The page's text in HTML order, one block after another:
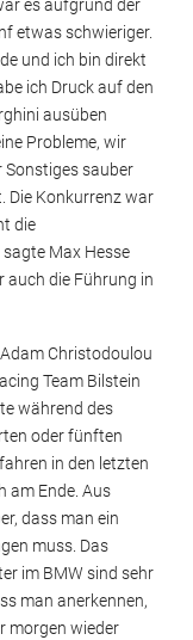
es aufgrund der
etwas schwieriger.
und ich bin direkt
ich Druck auf den
ausüben
Probleme, wir
Sonstiges sauber
Die Konkurrenz war
die
Max Hesse
auch die Führung in
Christodoulou
Team Bilstein
während des
oder fünften
in den letzten
am Ende. Aus
dass man ein
muss. Das
im BMW sind sehr
man anerkennen,
morgen wieder